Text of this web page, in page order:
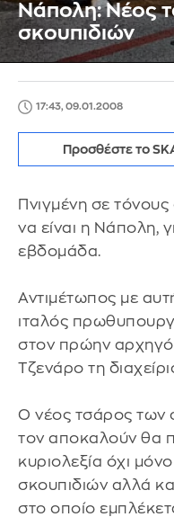
Νάπολη: Νέος
σκουπιδιών
17:43, 09.01.2008
Προσθέστε το
Πνιγμένη σε
να είναι η Νάπολη,
εβδομάδα.
Αντιμέτωπος με
ιταλός
στον πρώην αρχηγό
Τζενάρο τη
Ο νέος τσάρος των
τον αποκαλούν θα
κυριολεξία όχι
σκουπιδιών αλλά
στο οποίο